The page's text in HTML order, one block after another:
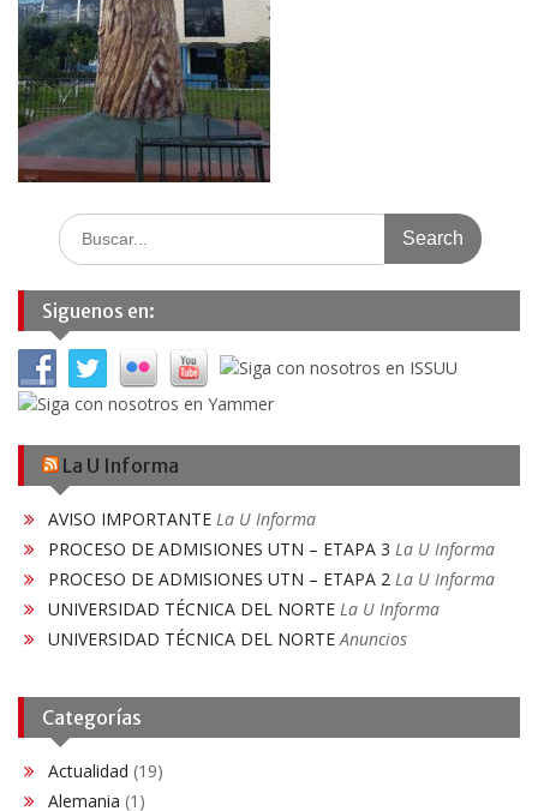
Search
for:
Siguenos en:
La U Informa
AVISO IMPORTANTE La U Informa
PROCESO DE ADMISIONES UTN – ETAPA 3 La U Informa
PROCESO DE ADMISIONES UTN – ETAPA 2 La U Informa
UNIVERSIDAD TÉCNICA DEL NORTE La U Informa
UNIVERSIDAD TÉCNICA DEL NORTE Anuncios
Categorías
Actualidad (19)
Alemania (1)